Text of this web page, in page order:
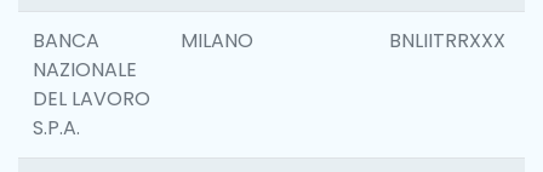
BANCA
NAZIONALE
DEL LAVORO
S.P.A.
MILANO BNLIITRRXXX